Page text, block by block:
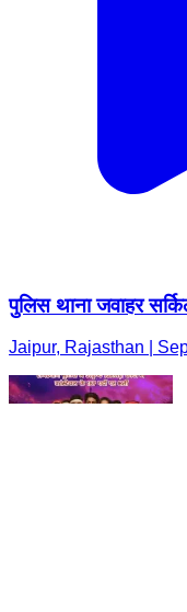
पुलिस थाना जवाहर
Jaipur, Rajasthan |